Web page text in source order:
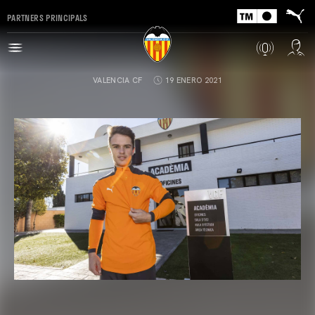
PARTNERS PRINCIPALS
VALENCIA CF 19 ENERO 2021